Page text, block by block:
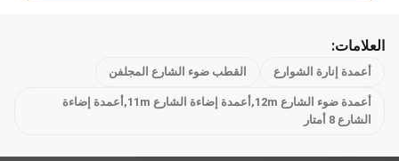
العلامات:
أعمدة إنارة الشوارع القطب ضوء الشارع المجلفن
أعمدة ضوء الشارع 12m,أعمدة إضاءة الشارع 11m,أعمدة إضاءة
الشارع 8 أمتار